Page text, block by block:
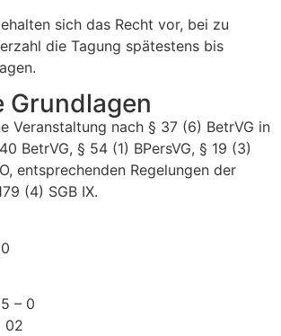
sich das Recht vor, bei zu
die Tagung spätestens bis
Grundlagen
Veranstaltung nach § 37 (6) BetrVG in
BetrVG, § 54 (1) BPersVG, § 19 (3)
entsprechenden Regelungen der
(4) SGB IX.
– 0
02